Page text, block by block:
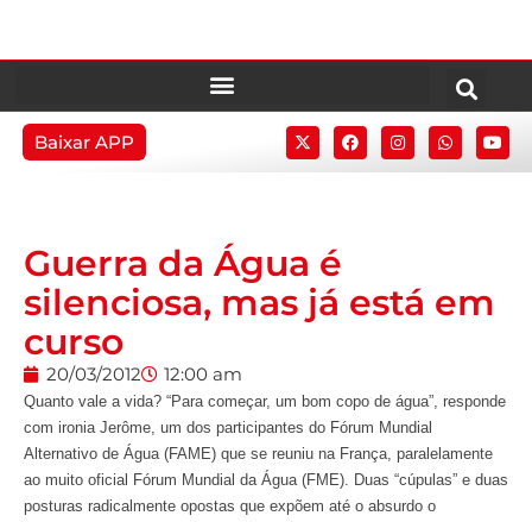
Baixar APP
Guerra da Água é
silenciosa, mas já está em
curso
20/03/2012 12:00 am
Quanto vale a vida? “Para começar, um bom copo de água”, responde
com ironia Jerôme, um dos participantes do Fórum Mundial
Alternativo de Água (FAME) que se reuniu na França, paralelamente
ao muito oficial Fórum Mundial da Água (FME). Duas “cúpulas” e duas
posturas radicalmente opostas que expõem até o absurdo o